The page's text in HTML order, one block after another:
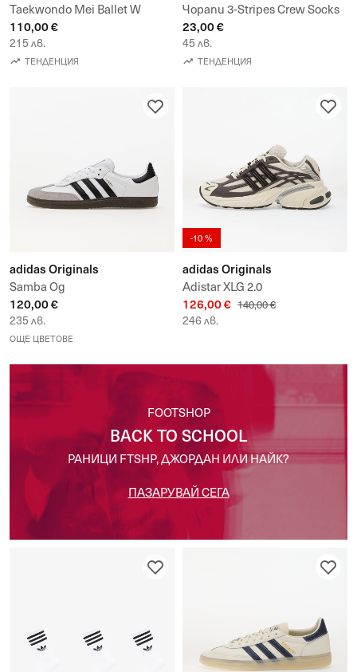
Taekwondo Mei Ballet W
110,00 €
215 лв.
ТЕНДЕНЦИЯ
Чорапи 3-Stripes Crew Socks
6 Pairs
23,00 €
45 лв.
ТЕНДЕНЦИЯ
adidas Originals
Samba Og
120,00 €
235 лв.
ОЩЕ ЦВЕТОВЕ
-10 %
adidas Originals
Adistar XLG 2.0
126,00 € 140,00 €
246 лв.
FOOTSHOP
BACK TO SCHOOL
РАНИЦИ FTSHP, ДЖОРДАН ИЛИ НАЙК?
ПАЗАРУВАЙ СЕГА